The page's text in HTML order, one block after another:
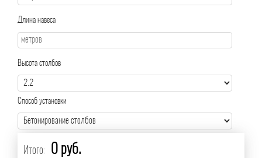
Длина навеса
Высота столбов
Способ установки
Итого: 0 руб.